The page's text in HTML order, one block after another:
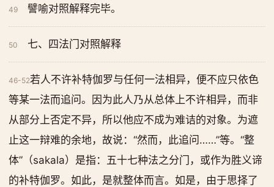
49 譬喻对照解释完毕。
50 七、四法门对照解释
46-52若人不许补特伽罗与任何一法相异，便不应只依色
等某一法而追问。因为此人乃从总体上不许相异，而非
从部分上否定不异，所以他应不成为难诘的对象。为遮
止这一辩难的余地，故说：“然而，此追问……”等。“整
体”（sakala）是指：五十七种法之分门，或作为胜义谛
的补特伽罗。如此，是就整体而言。如是，由于思择了